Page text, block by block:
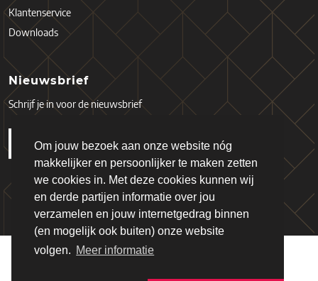
Om jouw bezoek aan onze website nóg
makkelijker en persoonlijker te maken zetten
we cookies in. Met deze cookies kunnen wij
en derde partijen informatie over jou
verzamelen en jouw internetgedrag binnen
(en mogelijk ook buiten) onze website
volgen. Meer informatie
Klantenservice
Downloads
Nieuwsbrief
Schrijf je in voor de nieuwsbrief
Copyright © 2026 - Schiefer
Algemene Voorwaarden
Privacy Policy